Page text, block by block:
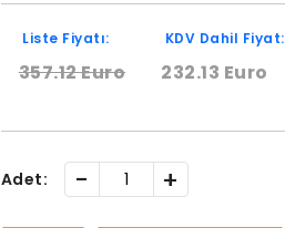
Liste Fiyatı:
357.12 Euro
KDV Dahil Fiyat:
232.13 Euro
Adet: - +